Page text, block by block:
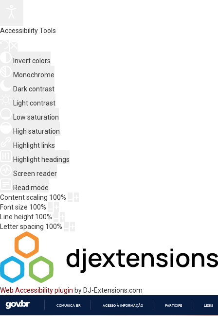
Accessibility Tools
Invert colors
Monochrome
Dark contrast
Light contrast
Low saturation
High saturation
Highlight links
Highlight headings
Screen reader
Read mode
Content scaling 100%
Font size 100%
Line height 100%
Letter spacing 100%
Web Accessibility plugin by DJ-Extensions.com
COMUNICA BR ACESSO À INFORMAÇÃO PARTICIPE